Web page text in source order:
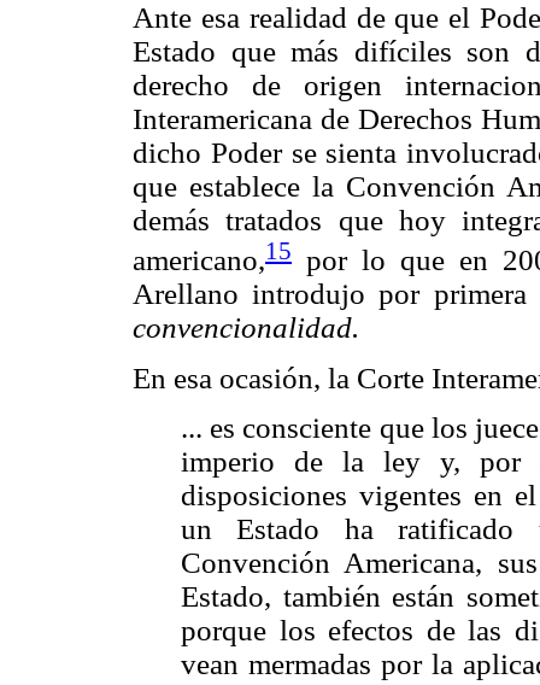
Ante esa realidad de que el
Estado que más difíciles son
derecho de origen
Interamericana de Derechos
dicho Poder se sienta
que establece la Convención
demás tratados que hoy
americano,15 por lo que en
Arellano introdujo por
convencionalidad.
En esa ocasión, la Corte
... es consciente que los
imperio de la ley y, por
disposiciones vigentes en
un Estado ha ratificado
Convención Americana,
Estado, también están
porque los efectos de las
vean mermadas por la